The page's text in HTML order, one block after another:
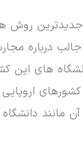
جدیدترین
درباره
های این
کشورهای
دانشگاه